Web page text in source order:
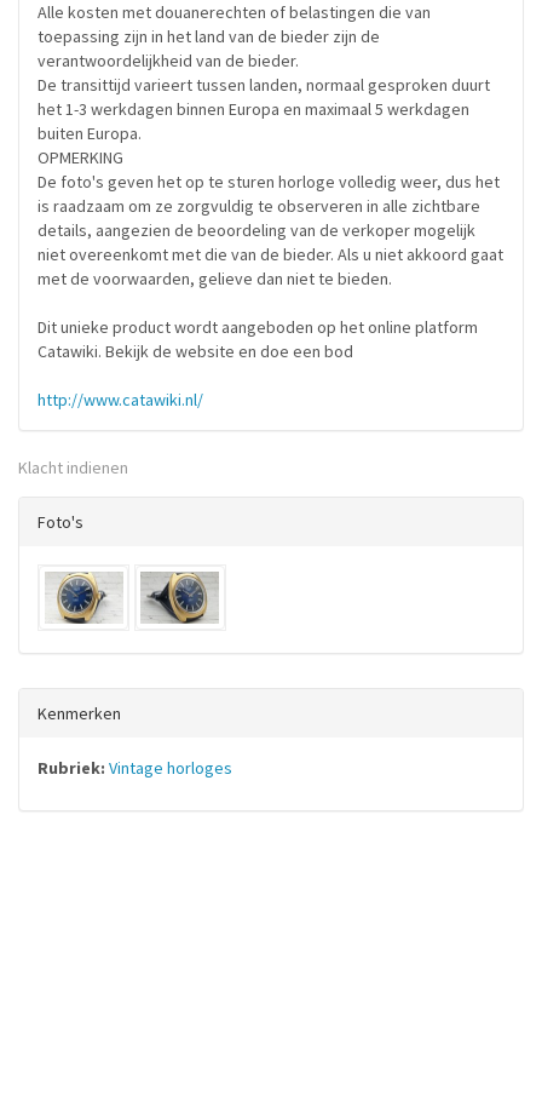
Alle kosten met douanerechten of belastingen die van
toepassing zijn in het land van de bieder zijn de
verantwoordelijkheid van de bieder.
De transittijd varieert tussen landen, normaal gesproken duurt
het 1-3 werkdagen binnen Europa en maximaal 5 werkdagen
buiten Europa.
OPMERKING
De foto's geven het op te sturen horloge volledig weer, dus het
is raadzaam om ze zorgvuldig te observeren in alle zichtbare
details, aangezien de beoordeling van de verkoper mogelijk
niet overeenkomt met die van de bieder. Als u niet akkoord gaat
met de voorwaarden, gelieve dan niet te bieden.
Dit unieke product wordt aangeboden op het online platform
Catawiki. Bekijk de website en doe een bod
http://www.catawiki.nl/
Klacht indienen
Foto's
Kenmerken
Rubriek: Vintage horloges